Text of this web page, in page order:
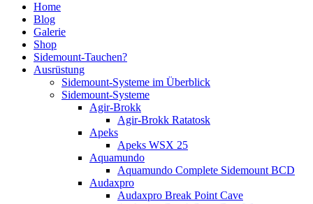
Home
Blog
Galerie
Shop
Sidemount-Tauchen?
Ausrüstung
Sidemount-Systeme im Überblick
Sidemount-Systeme
Agir-Brokk
Agir-Brokk Ratatosk
Apeks
Apeks WSX 25
Aquamundo
Aquamundo Complete Sidemount BCD
Audaxpro
Audaxpro Break Point Cave